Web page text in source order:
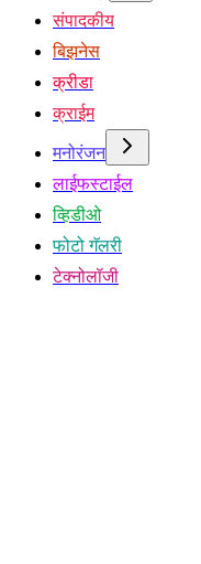
संपादकीय
बिझनेस
क्रीडा
क्राईम
मनोरंजन
लाईफस्टाईल
व्हिडीओ
फोटो गॅलरी
टेक्नोलॉजी